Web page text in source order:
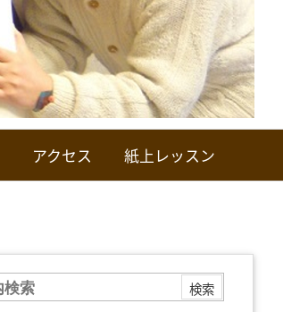
アクセス 紙上レッスン